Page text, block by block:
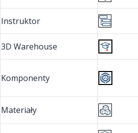
Instruktor
3D Warehouse
Komponenty
Materiały